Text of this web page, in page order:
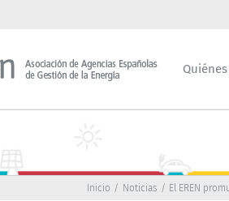
Inicio Noticias El EREN